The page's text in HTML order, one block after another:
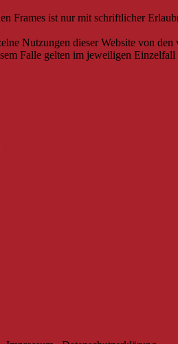
Frames ist nur mit schriftlicher
Nutzungen dieser Website von
Falle gelten im jeweiligen